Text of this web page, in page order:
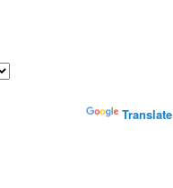
Translate